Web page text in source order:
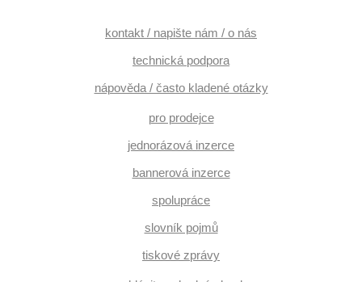
kontakt / napište nám / o nás
technická podpora
nápověda / často kladené otázky
pro prodejce
jednorázová inzerce
bannerová inzerce
spolupráce
slovník pojmů
tiskové zprávy